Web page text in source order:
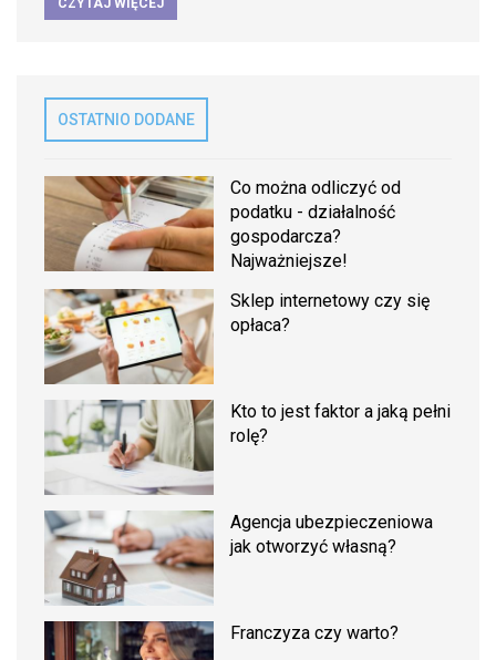
OSTATNIO DODANE
Co można odliczyć od
podatku - działalność
gospodarcza?
Najważniejsze!
Sklep internetowy czy się
opłaca?
Kto to jest faktor a jaką pełni
rolę?
Agencja ubezpieczeniowa
jak otworzyć własną?
Franczyza czy warto?